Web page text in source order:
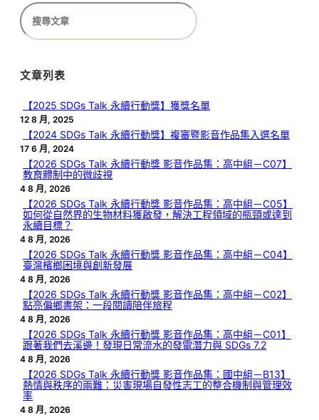
搜
尋
文章列表
【2025 SDGs Talk 永續行動獎】獲獎名單
12 8 月, 2025
【2024 SDGs Talk 永續行動獎】複審暨影音作品集入選名單
17 6 月, 2024
【2026 SDGs Talk 永續行動獎 影音作品集：高中組－C07】
教育體制中的微歧視
4 8 月, 2026
【2026 SDGs Talk 永續行動獎 影音作品集：高中組－C05】
如何從自然界的生物材料獲啟發，解決工程領域的瓶頸或達到
永續目標？
4 8 月, 2026
【2026 SDGs Talk 永續行動獎 影音作品集：高中組－C04】
臺灣檳榔困境與創新發展
4 8 月, 2026
【2026 SDGs Talk 永續行動獎 影音作品集：高中組－C02】
點亮偏鄉書架：一段閱讀陪伴旅程
4 8 月, 2026
【2026 SDGs Talk 永續行動獎 影音作品集：高中組－C01】
跟著我們去溪邊！發現日常流水的發電潛力與 SDGs 7.2
4 8 月, 2026
【2026 SDGs Talk 永續行動獎 影音作品集：國中組－B13】
熱情與秩序的兩難：災害現場自發性志工的整合機制與管理效
率
4 8 月, 2026